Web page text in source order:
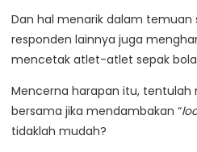
Dan hal menarik dalam temuan
responden lainnya juga
mencetak atlet-atlet sepak bola
Mencerna harapan itu,
bersama jika mendambakan “
tidaklah mudah?